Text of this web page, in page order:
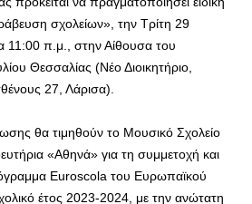
σχολείων», την Τρίτη 29
11:00 π.μ., στην Αίθουσα του
Θεσσαλίας (Νέο Διοικητήριο,
27, Λάρισα).
θα τιμηθούν το Μουσικό Σχολείο
«Αθηνά» για τη συμμετοχή και
Euroscola του Ευρωπαϊκού
έτος 2023-2024, με την ανώτατη